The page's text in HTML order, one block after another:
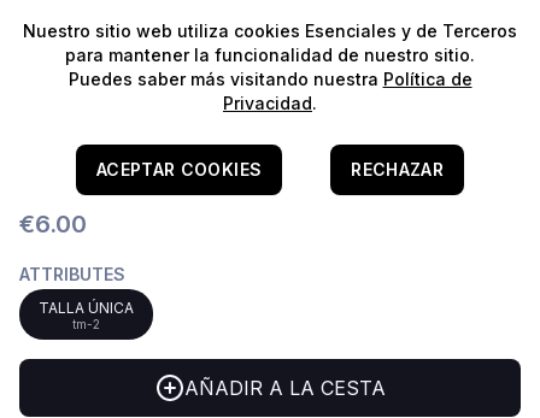
⭐️¡Envíos gratis para pedidos superiores a 60€!*⭐️
Répteis
Termómetro Digital TM-2
€6.00
ATTRIBUTES
TALLA ÚNICA
tm-2
AÑADIR A LA CESTA
Nuestro sitio web utiliza cookies Esenciales y de Terceros
para mantener la funcionalidad de nuestro sitio.
Puedes saber más visitando nuestra Política de
Privacidad.
ACEPTAR COOKIES RECHAZAR